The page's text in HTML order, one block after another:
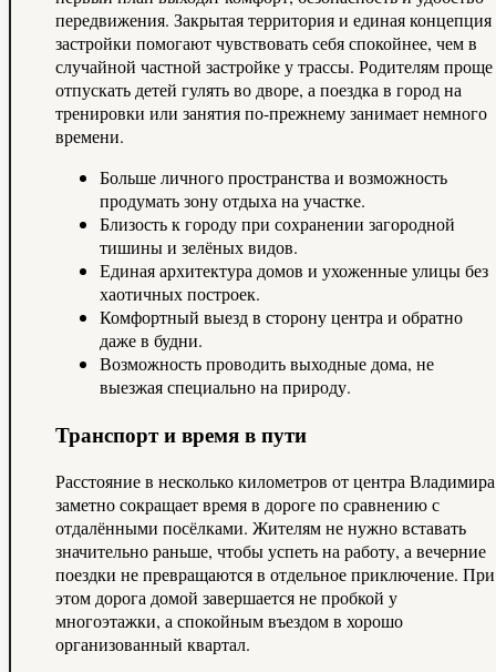
передвижения. Закрытая территория и единая концепция
застройки помогают чувствовать себя спокойнее, чем в
случайной частной застройке у трассы. Родителям проще
отпускать детей гулять во дворе, а поездка в город на
тренировки или занятия по-прежнему занимает немного
времени.
Больше личного пространства и возможность
продумать зону отдыха на участке.
Близость к городу при сохранении загородной
тишины и зелёных видов.
Единая архитектура домов и ухоженные улицы без
хаотичных построек.
Комфортный выезд в сторону центра и обратно
даже в будни.
Возможность проводить выходные дома, не
выезжая специально на природу.
Транспорт и время в пути
Расстояние в несколько километров от центра Владимира
заметно сокращает время в дороге по сравнению с
отдалёнными посёлками. Жителям не нужно вставать
значительно раньше, чтобы успеть на работу, а вечерние
поездки не превращаются в отдельное приключение. При
этом дорога домой завершается не пробкой у
многоэтажки, а спокойным въездом в хорошо
организованный квартал.